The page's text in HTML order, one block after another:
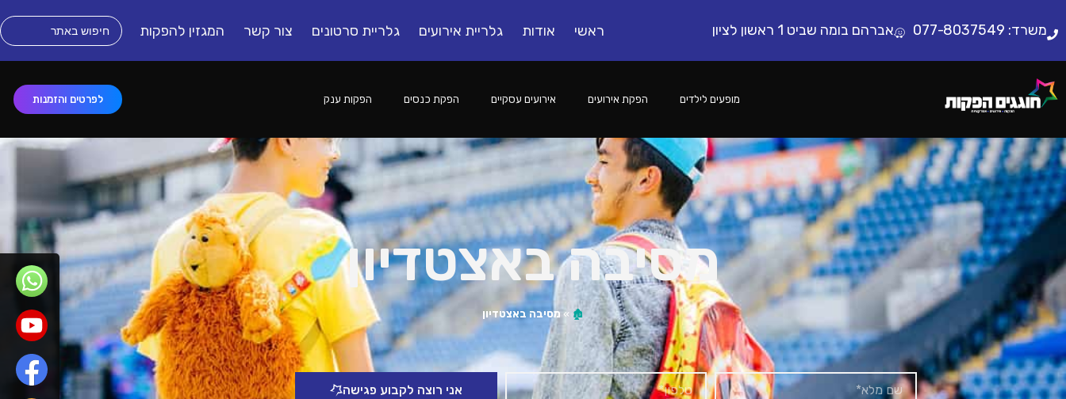
משרד: 077-8037549 אברהם בומה שביט 1 ראשון לציון ראשי אודות גלריית אירועים גלריית סרטונים צור קשר המגזין להפקות
מופעים לילדים הפקת אירועים אירועים עסקיים הפקת כנסים הפקות ענק לפרטים והזמנות
מסיבה באצטדיון
🏚️
» מסיבה באצטדיון
אני רוצה לקבוע פגישה